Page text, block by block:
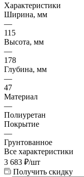
Характеристики
Ширина, мм
—
115
Высота, мм
—
178
Глубина, мм
—
47
Материал
—
Полиуретан
Покрытие
—
Грунтованное
Все характеристики
3 683 ₽/шт
Получить скидку